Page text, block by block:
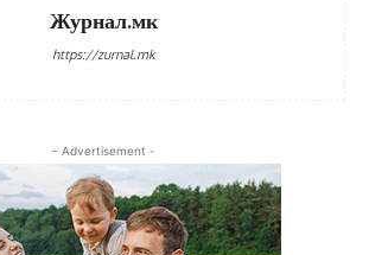
Журнал.мк
https://zurnal.mk
- Advertisement -